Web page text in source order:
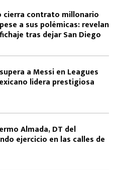
cierra contrato millonario
a sus polémicas: revelan
tras dejar San Diego
a Messi en Leagues
lidera prestigiosa
Almada, DT del
ejercicio en las calles de